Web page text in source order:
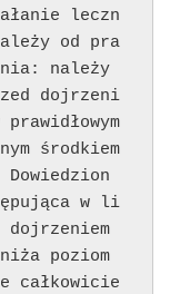
leczn
od pra
należy
dojrzeni
środkiem
w li
dojrzeniem
poziom
całkowicie